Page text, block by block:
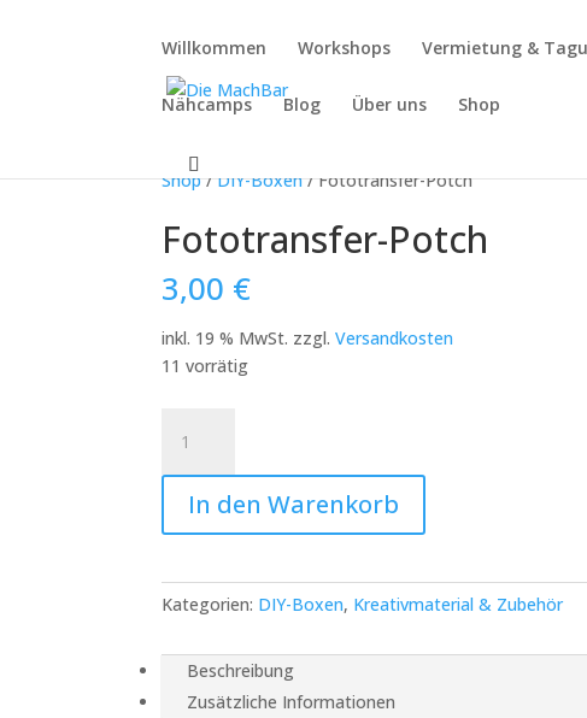
Willkommen Workshops Vermietung &
Nähcamps Blog Über uns Shop
Shop/DIY-Boxen/ Fototransfer-Potch
Fototransfer-Potch
3,00 €
inkl. 19 % MwSt. zzgl.Versandkosten
11 vorrätig
Potch
Menge
In den Warenkorb
Kategorien: DIY-Boxen, Kreativmaterial & Zubehör
Beschreibung
Zusätzliche Informationen